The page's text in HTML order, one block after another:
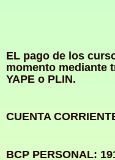
EL pago de los
momento mediante
YAPE o PLIN.
CUENTA
BCP PERSONAL: